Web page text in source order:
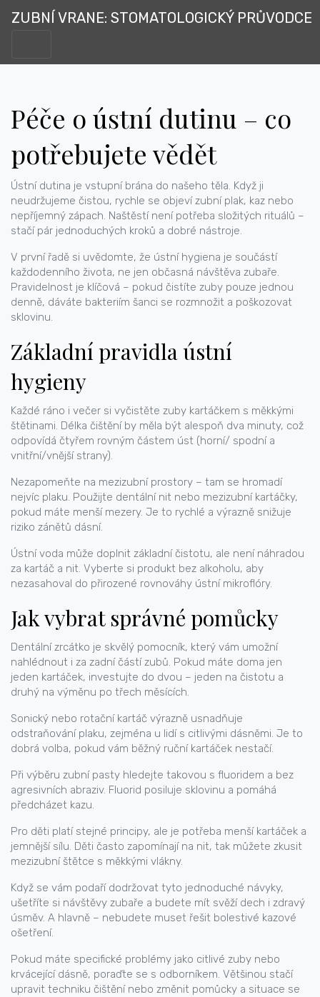
ZUBNÍ VRANE: STOMATOLOGICKÝ PRŮVODCE
Péče o ústní dutinu – co
potřebujete vědět
Ústní dutina je vstupní brána do našeho těla. Když ji
neudržujeme čistou, rychle se objeví zubní plak, kaz nebo
nepříjemný zápach. Naštěstí není potřeba složitých rituálů –
stačí pár jednoduchých kroků a dobré nástroje.
V první řadě si uvědomte, že ústní hygiena je součástí
každodenního života, ne jen občasná návštěva zubaře.
Pravidelnost je klíčová – pokud čistíte zuby pouze jednou
denně, dáváte bakteriím šanci se rozmnožit a poškozovat
sklovinu.
Základní pravidla ústní
hygieny
Každé ráno i večer si vyčistěte zuby kartáčkem s měkkými
štětinami. Délka čištění by měla být alespoň dva minuty, což
odpovídá čtyřem rovným částem úst (horní/ spodní a
vnitřní/vnější strany).
Nezapomeňte na mezizubní prostory – tam se hromadí
nejvíc plaku. Použijte dentální nit nebo mezizubní kartáčky,
pokud máte menší mezery. Je to rychlé a výrazně snižuje
riziko zánětů dásní.
Ústní voda může doplnit základní čistotu, ale není náhradou
za kartáč a nit. Vyberte si produkt bez alkoholu, aby
nezasahoval do přirozené rovnováhy ústní mikroflóry.
Jak vybrat správné pomůcky
Dentální zrcátko je skvělý pomocník, který vám umožní
nahlédnout i za zadní částí zubů. Pokud máte doma jen
jeden kartáček, investujte do dvou – jeden na čistotu a
druhý na výměnu po třech měsících.
Sonický nebo rotační kartáč výrazně usnadňuje
odstraňování plaku, zejména u lidí s citlivými dásněmi. Je to
dobrá volba, pokud vám běžný ruční kartáček nestačí.
Při výběru zubní pasty hledejte takovou s fluoridem a bez
agresivních abraziv. Fluorid posiluje sklovinu a pomáhá
předcházet kazu.
Pro děti platí stejné principy, ale je potřeba menší kartáček a
jemnější sílu. Děti často zapomínají na nit, tak můžete zkusit
mezizubní štětce s měkkými vlákny.
Když se vám podaří dodržovat tyto jednoduché návyky,
ušetříte si návštěvy zubaře a budete mít svěží dech i zdravý
úsměv. A hlavně – nebudete muset řešit bolestivé kazové
ošetření.
Pokud máte specifické problémy jako citlivé zuby nebo
krvácející dásně, poraďte se s odborníkem. Většinou stačí
upravit techniku čištění nebo změnit pomůcky a situace se